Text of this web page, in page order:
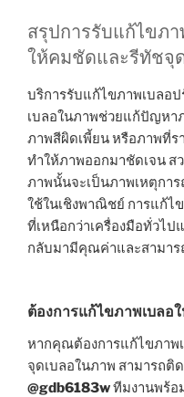
สรุปการรับแก้ไขภ
ให้คมชัดและรีทัชจุ
บริการรับแก้ไขภาพเบลอ
เบลอในภาพช่วยแก้ปัญหา
ภาพสีผิดเพี้ยน หรือภาพที่ร
ทำให้ภาพออกมาชัดเจน ส
ภาพนั้นจะเป็นภาพเหตุกา
ใช้ในเชิงพาณิชย์ การแก้ไ
ที่เหนือกว่าเครื่องมือทั่วไ
กลับมามีคุณค่าและสามาร
ต้องการแก้ไขภาพเบลอ
หากคุณต้องการแก้ไขภาพ
จุดเบลอในภาพ สามารถ
@gdb6183wทีมงานพร้อ